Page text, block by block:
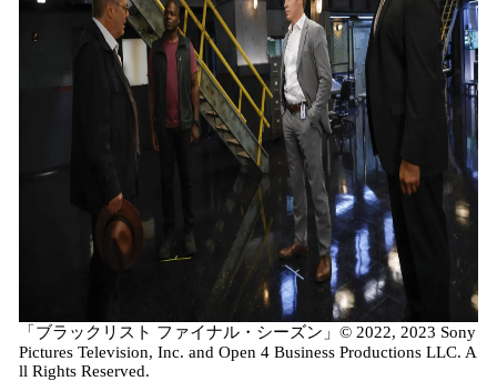
「ブラックリスト ファイナル・シーズン」© 2022, 2023 Sony
Pictures Television, Inc. and Open 4 Business Productions LLC. A
ll Rights Reserved.